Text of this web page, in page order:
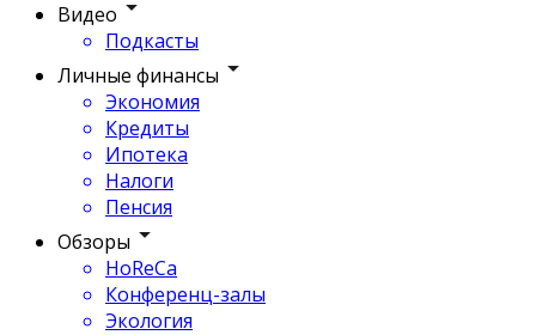
Видео
Подкасты
Личные финансы
Экономия
Кредиты
Ипотека
Налоги
Пенсия
Обзоры
HoReCa
Конференц-залы
Экология